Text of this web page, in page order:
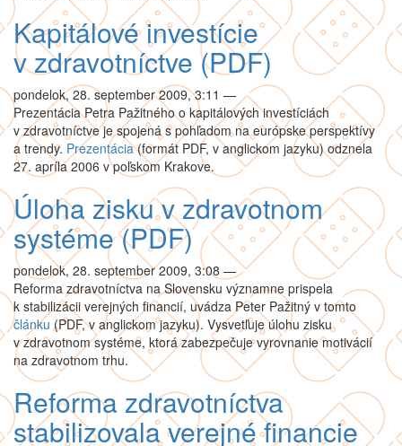
Kapitálové investície
v zdravotníctve (PDF)
pondelok, 28. september 2009, 3:11 —
Prezentácia Petra Pažitného o kapitálových investíciách
v zdravotníctve je spojená s pohľadom na európske perspektívy
a trendy. Prezentácia(formát PDF, v anglickom jazyku) odznela
27. apríla 2006 v poľskom Krakove.
Úloha zisku v zdravotnom
systéme (PDF)
pondelok, 28. september 2009, 3:08 —
Reforma zdravotníctva na Slovensku významne prispela
k stabilizácii verejných financií, uvádza Peter Pažitný v tomto
článku (PDF, v anglickom jazyku). Vysvetľuje úlohu zisku
v zdravotnom systéme, ktorá zabezpečuje vyrovnanie motivácií
na zdravotnom trhu.
Reforma zdravotníctva
stabilizovala verejné financie